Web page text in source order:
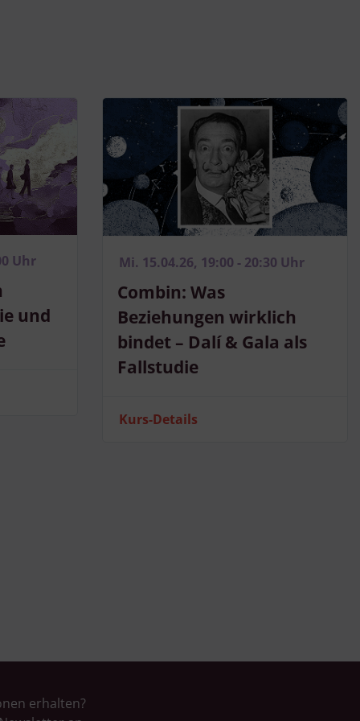
Uhr
und
Mi. 15.04.26, 19:00 - 20:30 Uhr
Combin: Was
Beziehungen wirklich
bindet – Dalí & Gala als
Fallstudie
Kurs-Details
erhalten?